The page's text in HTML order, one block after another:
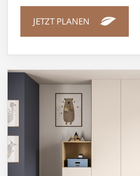
JETZT PLANEN